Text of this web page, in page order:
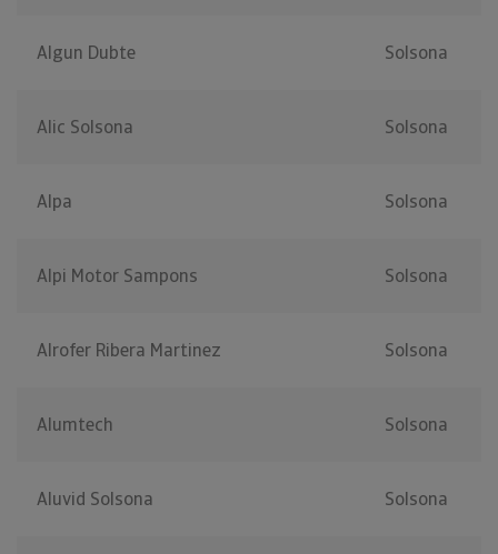
Algun Dubte Solsona
Alic Solsona Solsona
Alpa Solsona
Alpi Motor Sampons Solsona
Alrofer Ribera Martinez Solsona
Alumtech Solsona
Aluvid Solsona Solsona